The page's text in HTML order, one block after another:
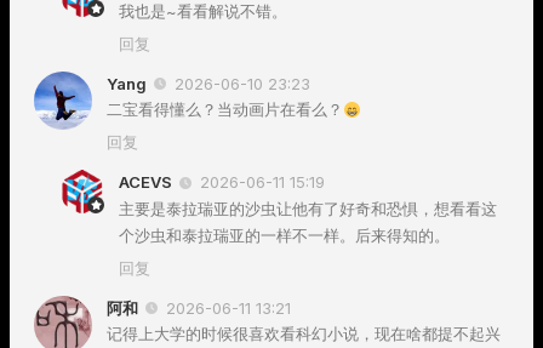
我也是~看看解说不错。
回复
Yang
2026-06-10 23:23
二宝看得懂么？当动画片在看么？
回复
ACEVS
2026-06-11 15:19
主要是泰拉瑞亚的沙虫让他有了好奇和恐惧，想看看这
个沙虫和泰拉瑞亚的一样不一样。后来得知的。
回复
阿和
2026-06-11 13:21
记得上大学的时候很喜欢看科幻小说，现在啥都提不起兴